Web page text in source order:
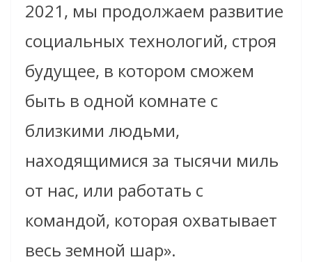
2021, мы продолжаем развитие
социальных технологий, строя
будущее, в котором сможем
быть в одной комнате с
близкими людьми,
находящимися за тысячи миль
от нас, или работать с
командой, которая охватывает
весь земной шар».